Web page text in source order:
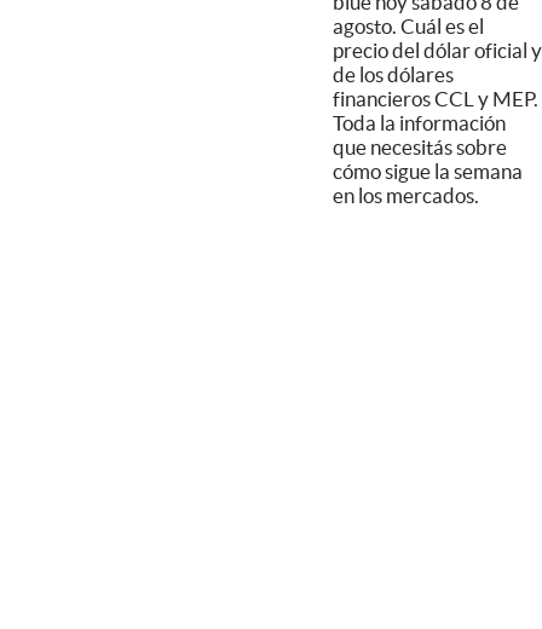
agosto. Cuál es el
precio del dólar oficial y
de los dólares
financieros CCL y MEP.
Toda la información
que necesitás sobre
cómo sigue la semana
en los mercados.